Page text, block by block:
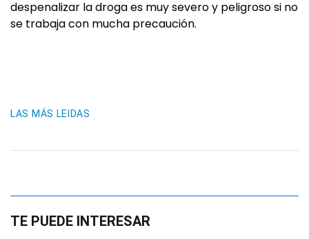
despenalizar la droga es muy severo y peligroso si no
se trabaja con mucha precaución.
LAS MÁS LEIDAS
TE PUEDE INTERESAR